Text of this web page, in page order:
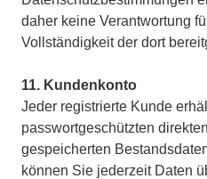
daher keine Verantwortung
Vollständigkeit der dort
11. Kundenkonto
Jeder registrierte Kunde
passwortgeschützten
gespeicherten
können Sie jederzeit Daten